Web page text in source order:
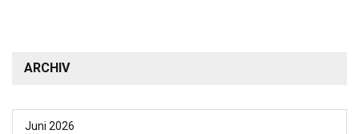
ARCHIV
Juni 2026